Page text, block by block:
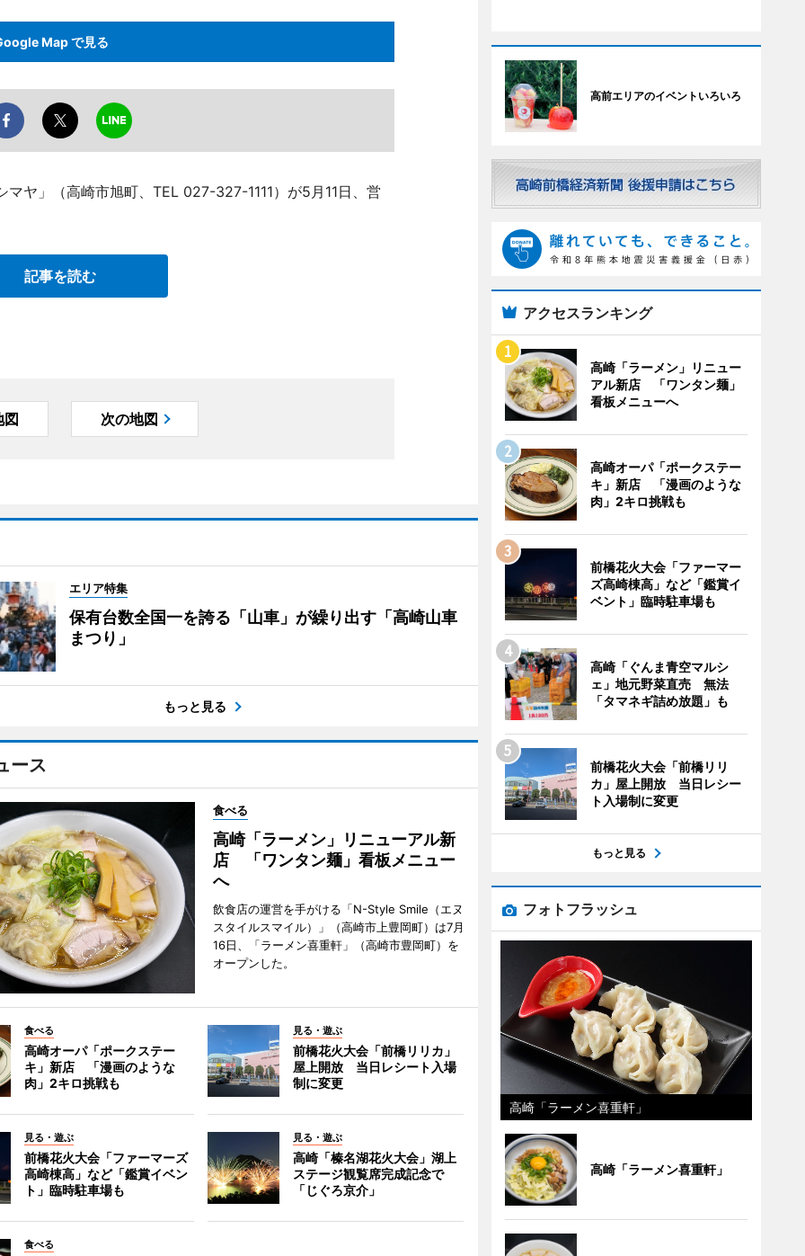
Map で見る
ヤ」（高崎市旭町、TEL 027-327-1111）が5月11日、営
記事を読む
図 次の地図
エリア特集
保有台数全国一を誇る「山車」が繰り出す「高崎山車
まつり」
もっと見る
ース
食べる
高崎「ラーメン」リニューアル新
店 「ワンタン麺」看板メニュー
へ
飲食店の運営を手がける「N-Style Smile（エヌ
スタイルスマイル）」（高崎市上豊岡町）は7月
16日、「ラーメン喜重軒」（高崎市豊岡町）を
オープンした。
食べる
高崎オーパ「ポークステー
キ」新店 「漫画のような
肉」2キロ挑戦も
見る・遊ぶ
前橋花火大会「前橋リリカ」
屋上開放 当日レシート入場
制に変更
見る・遊ぶ
前橋花火大会「ファーマーズ
高崎棟高」など「鑑賞イベン
ト」臨時駐車場も
見る・遊ぶ
高崎「榛名湖花火大会」湖上
ステージ観覧席完成記念で
「じぐろ京介」
食べる
高前エリアのイベントいろいろ
アクセスランキング
高崎「ラーメン」リニュー
アル新店 「ワンタン麺」
看板メニューへ
高崎オーパ「ポークステー
キ」新店 「漫画のような
肉」2キロ挑戦も
前橋花火大会「ファーマー
ズ高崎棟高」など「鑑賞イ
ベント」臨時駐車場も
高崎「ぐんま青空マルシ
ェ」地元野菜直売 無法
「タマネギ詰め放題」も
前橋花火大会「前橋リリ
カ」屋上開放 当日レシー
ト入場制に変更
もっと見る
フォトフラッシュ
高崎「ラーメン喜重軒」
高崎「ラーメン喜重軒」